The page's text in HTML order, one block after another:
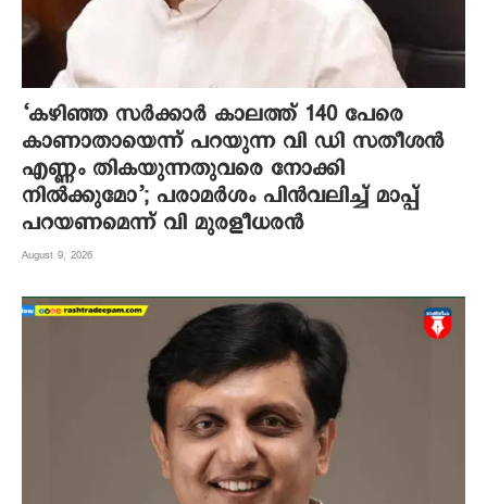
‘കഴിഞ്ഞ സര്‍ക്കാര്‍ കാലത്ത് 140 പേരെ
കാണാതായെന്ന് പറയുന്ന വി ഡി സതീശൻ
എണ്ണം തികയുന്നതുവരെ നോക്കി
നില്‍ക്കുമോ’; പരാമർശം പിൻവലിച്ച് മാപ്പ്
പറയണമെന്ന് വി മുരളീധരൻ
August 9, 2026